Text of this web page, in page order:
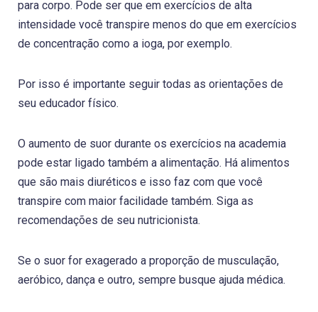
para corpo. Pode ser que em exercícios de alta
intensidade você transpire menos do que em exercícios
de concentração como a ioga, por exemplo.
Por isso é importante seguir todas as orientações de
seu educador físico.
O aumento de suor durante os exercícios na academia
pode estar ligado também a alimentação. Há alimentos
que são mais diuréticos e isso faz com que você
transpire com maior facilidade também. Siga as
recomendações de seu nutricionista.
Se o suor for exagerado a proporção de musculação,
aeróbico, dança e outro, sempre busque ajuda médica.